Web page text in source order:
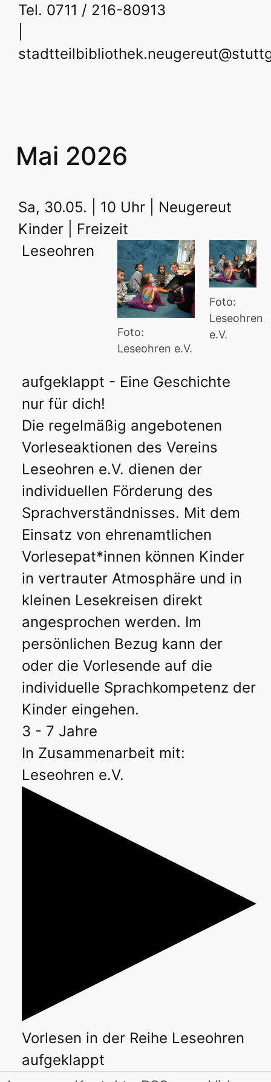
Tel. 0711 / 216-80913
Mai 2026
Sa, 30.05. | 10 Uhr | Neugereut
Kinder | Freizeit
Foto:
Leseohren
e.V.
Foto:
Leseohren e.V.
Leseohren
aufgeklappt - Eine Geschichte
nur für dich!
Die regelmäßig angebotenen
Vorleseaktionen des Vereins
Leseohren e.V. dienen der
individuellen Förderung des
Sprachverständnisses. Mit dem
Einsatz von ehrenamtlichen
Vorlesepat*innen können Kinder
in vertrauter Atmosphäre und in
kleinen Lesekreisen direkt
angesprochen werden. Im
persönlichen Bezug kann der
oder die Vorlesende auf die
individuelle Sprachkompetenz der
Kinder eingehen.
3 - 7 Jahre
In Zusammenarbeit mit:
Leseohren e.V.
Vorlesen in der Reihe Leseohren
aufgeklappt